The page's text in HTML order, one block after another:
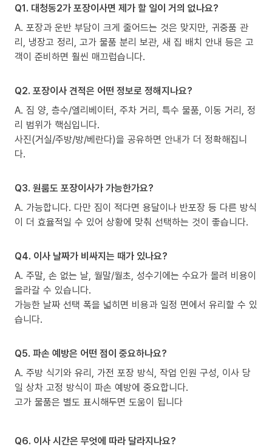
Q1. 대청동2가 포장이사면 제가 할 일이 거의 없나요?
A. 포장과 운반 부담이 크게 줄어드는 것은 맞지만, 귀중품 관
리, 냉장고 정리, 고가 물품 분리 보관, 새 집 배치 안내 등은 고
객이 준비하면 훨씬 매끄럽습니다.
Q2. 포장이사 견적은 어떤 정보로 정해지나요?
A. 짐 양, 층수/엘리베이터, 주차 거리, 특수 물품, 이동 거리, 정
리 범위가 핵심입니다.
사진(거실/주방/방/베란다)을 공유하면 안내가 더 정확해집니
다.
Q3. 원룸도 포장이사가 가능한가요?
A. 가능합니다. 다만 짐이 적다면 용달이나 반포장 등 다른 방식
이 더 효율적일 수 있어 상황에 맞춰 선택하는 것이 좋습니다.
Q4. 이사 날짜가 비싸지는 때가 있나요?
A. 주말, 손 없는 날, 월말/월초, 성수기에는 수요가 몰려 비용이
올라갈 수 있습니다.
가능한 날짜 선택 폭을 넓히면 비용과 일정 면에서 유리할 수 있
습니다.
Q5. 파손 예방은 어떤 점이 중요하나요?
A. 주방 식기와 유리, 가전 포장 방식, 작업 인원 구성, 이사 당
일 상차 고정 방식이 파손 예방에 중요합니다.
고가 물품은 별도 표시해두면 도움이 됩니다
Q6. 이사 시간은 무엇에 따라 달라지나요?